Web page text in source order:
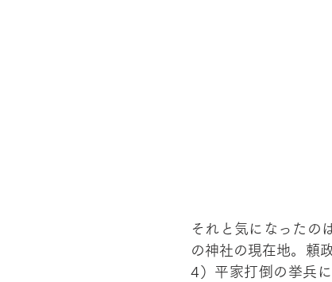
それと気になったの
の神社の現在地。頼
4）平家打倒の挙兵